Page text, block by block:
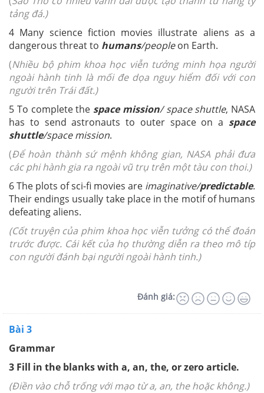
tảng đá.)
4 Many science fiction movies illustrate aliens as a
dangerous threat to humans/peopleon Earth.
(Nhiều bộ phim khoa học viễn tưởng minh họa người
ngoài hành tinh là mối đe dọa nguy hiểm đối với con
người trên Trái đất.)
5 To complete the space mission/ space shuttle, NASA
has to send astronauts to outer space on a space
shuttle/space mission.
(Để hoàn thành sứ mệnh không gian, NASA phải đưa
các phi hành gia ra ngoài vũ trụ trên một tàu con thoi.)
6 The plots of sci-fi movies are imaginative/predictable.
Their endings usually take place in the motif of humans
defeating aliens.
(Cốt truyện của phim khoa học viễn tưởng có thể đoán
trước được. Cái kết của họ thường diễn ra theo mô típ
con người đánh bại người ngoài hành tinh.)
Đánh giá:
Bài 3
Grammar
3 Fill in the blanks with a, an, the, or zero article.
(Điền vào chỗ trống với mạo từ a, an, the hoặc không.)